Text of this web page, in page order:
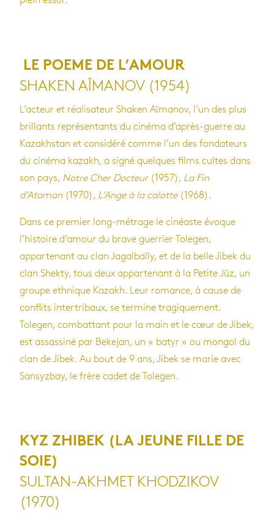
LE POEME DE L’AMOUR
SHAKEN AÎMANOV (1954)
L’acteur et réalisateur Shaken Aïmanov, l’un des plus
brillants représentants du cinéma d’après-guerre au
Kazakhstan et considéré comme l’un des fondateurs
du cinéma kazakh, a signé quelques films cultes dans
son pays, Notre Cher Docteur (1957), La Fin
d’Ataman (1970), L’Ange à la calotte(1968).
Dans ce premier long-métrage le cinéaste évoque
l’histoire d’amour du brave guerrier Tolegen,
appartenant au clan Jagalbaïly, et de la belle Jibek du
clan Shekty, tous deux appartenant à la Petite Jüz, un
groupe ethnique Kazakh. Leur romance, à cause de
conflits intertribaux, se termine tragiquement.
Tolegen, combattant pour la main et le cœur de Jibek,
est assassiné par Bekejan, un « batyr » ou mongol du
clan de Jibek. Au bout de 9 ans, Jibek se marie avec
Sansyzbay, le frère cadet de Tolegen.
KYZ ZHIBEK ( LA JEUNE FILLE DE
SOIE)
SULTAN-AKHMET KHODZIKOV
(1970)